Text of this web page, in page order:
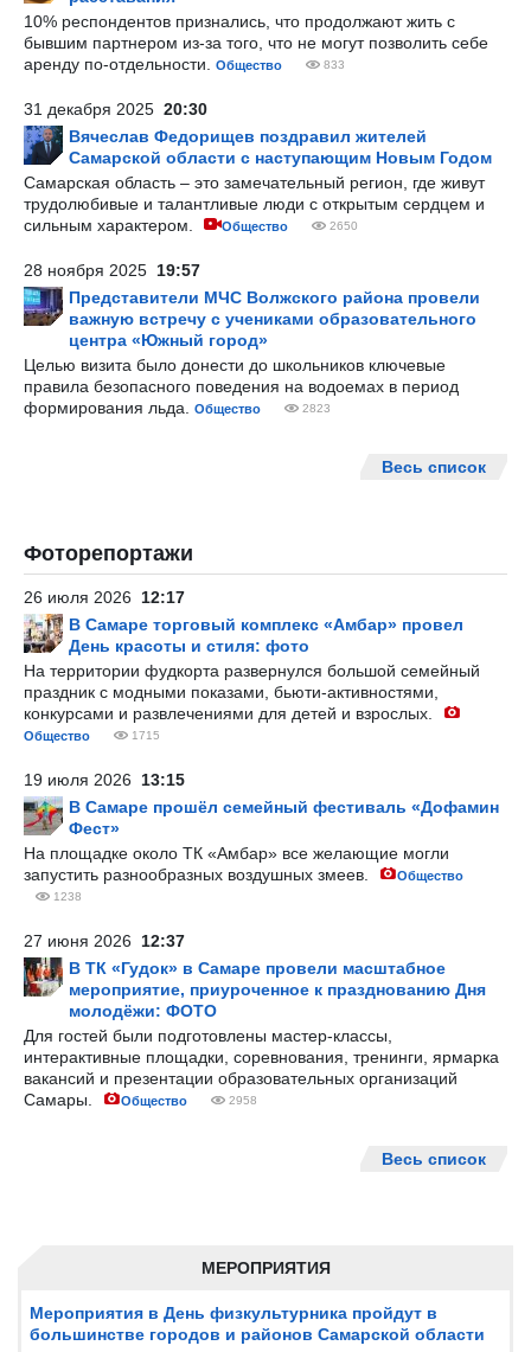
МЕРОПРИЯТИЯ
Мероприятия в День физкультурника пройдут в
большинстве городов и районов Самарской области
10% респондентов признались, что продолжают жить с
бывшим партнером из-за того, что не могут позволить себе
аренду по-отдельности.
Общество 833
31 декабря 2025 20:30
Вячеслав Федорищев поздравил жителей
Самарской области с наступающим Новым Годом
Самарская область – это замечательный регион, где живут
трудолюбивые и талантливые люди с открытым сердцем и
сильным характером.
Общество 2650
28 ноября 2025 19:57
Представители МЧС Волжского района провели
важную встречу с учениками образовательного
центра «Южный город»
Целью визита было донести до школьников ключевые
правила безопасного поведения на водоемах в период
формирования льда.
Общество 2823
Весь список
Фоторепортажи
26 июля 2026 12:17
В Самаре торговый комплекс «Амбар» провел
День красоты и стиля: фото
На территории фудкорта развернулся большой семейный
праздник с модными показами, бьюти-активностями,
конкурсами и развлечениями для детей и взрослых.
Общество 1715
19 июля 2026 13:15
В Самаре прошёл семейный фестиваль «Дофамин
Фест»
На площадке около ТК «Амбар» все желающие могли
запустить разнообразных воздушных змеев.
Общество
1238
27 июня 2026 12:37
В ТК «Гудок» в Самаре провели масштабное
мероприятие, приуроченное к празднованию Дня
молодёжи: ФОТО
Для гостей были подготовлены мастер-классы,
интерактивные площадки, соревнования, тренинги, ярмарка
вакансий и презентации образовательных организаций
Самары.
Общество 2958
Весь список